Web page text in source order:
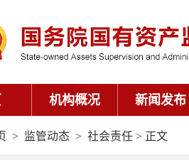
机构概况 新闻发布
> 监管动态 > 社会责任 > 正文